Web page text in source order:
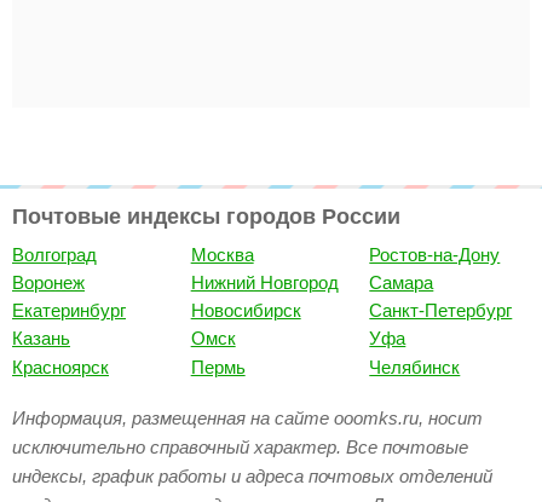
Почтовые индексы городов России
Волгоград
Воронеж
Екатеринбург
Казань
Красноярск
Москва
Нижний Новгород
Новосибирск
Омск
Пермь
Ростов-на-Дону
Самара
Санкт-Петербург
Уфа
Челябинск
Информация, размещенная на сайте ooomks.ru, носит
исключительно справочный характер. Все почтовые
индексы, график работы и адреса почтовых отделений